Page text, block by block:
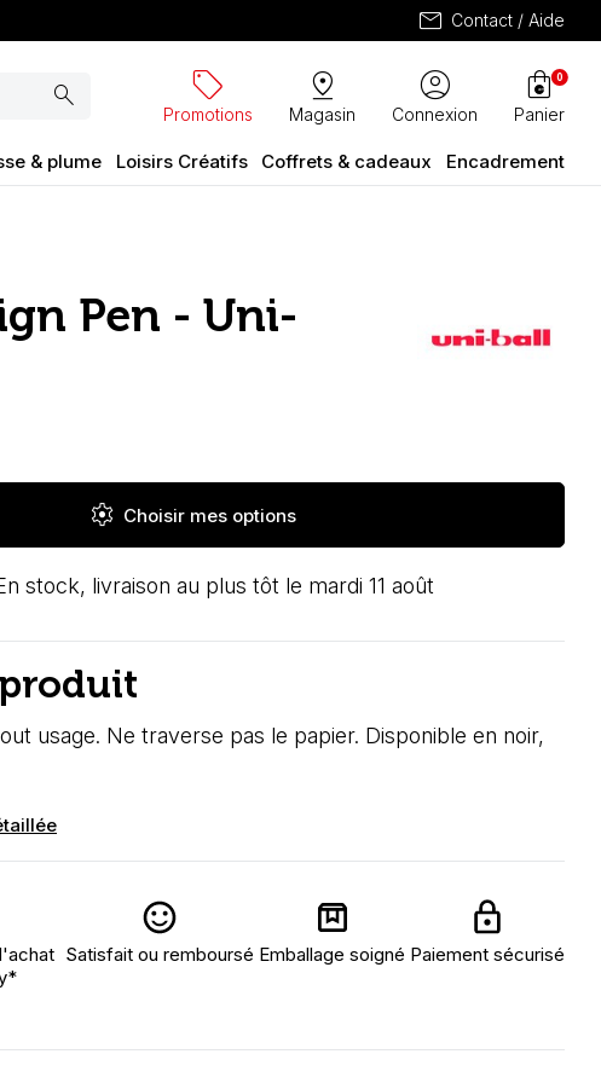
mail Contact / Aide
search sell
Promotions
pin_drop
Magasin
account_circle
Connexion
shopping_bag
Panier
0
& plume Loisirs Créatifs Coffrets & cadeaux Encadrement
Pen - Uni-
settings Choisir mes options
stock, livraison au plus tôt le mardi 11 août
usage. Ne traverse pas le papier. Disponible en noir,
Satisfait ou remboursé Emballage soigné Paiement sécurisé